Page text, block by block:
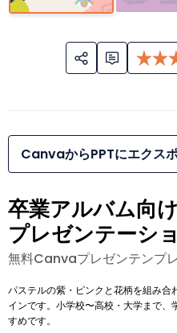
CanvaからPPTにエクス
卒業アルバム向
プレゼンテーシ
無料Canvaプレゼンテンプ
パステルの紫・ピンクと花柄を組み
インです。小学校〜高校・大学まで
すめです。